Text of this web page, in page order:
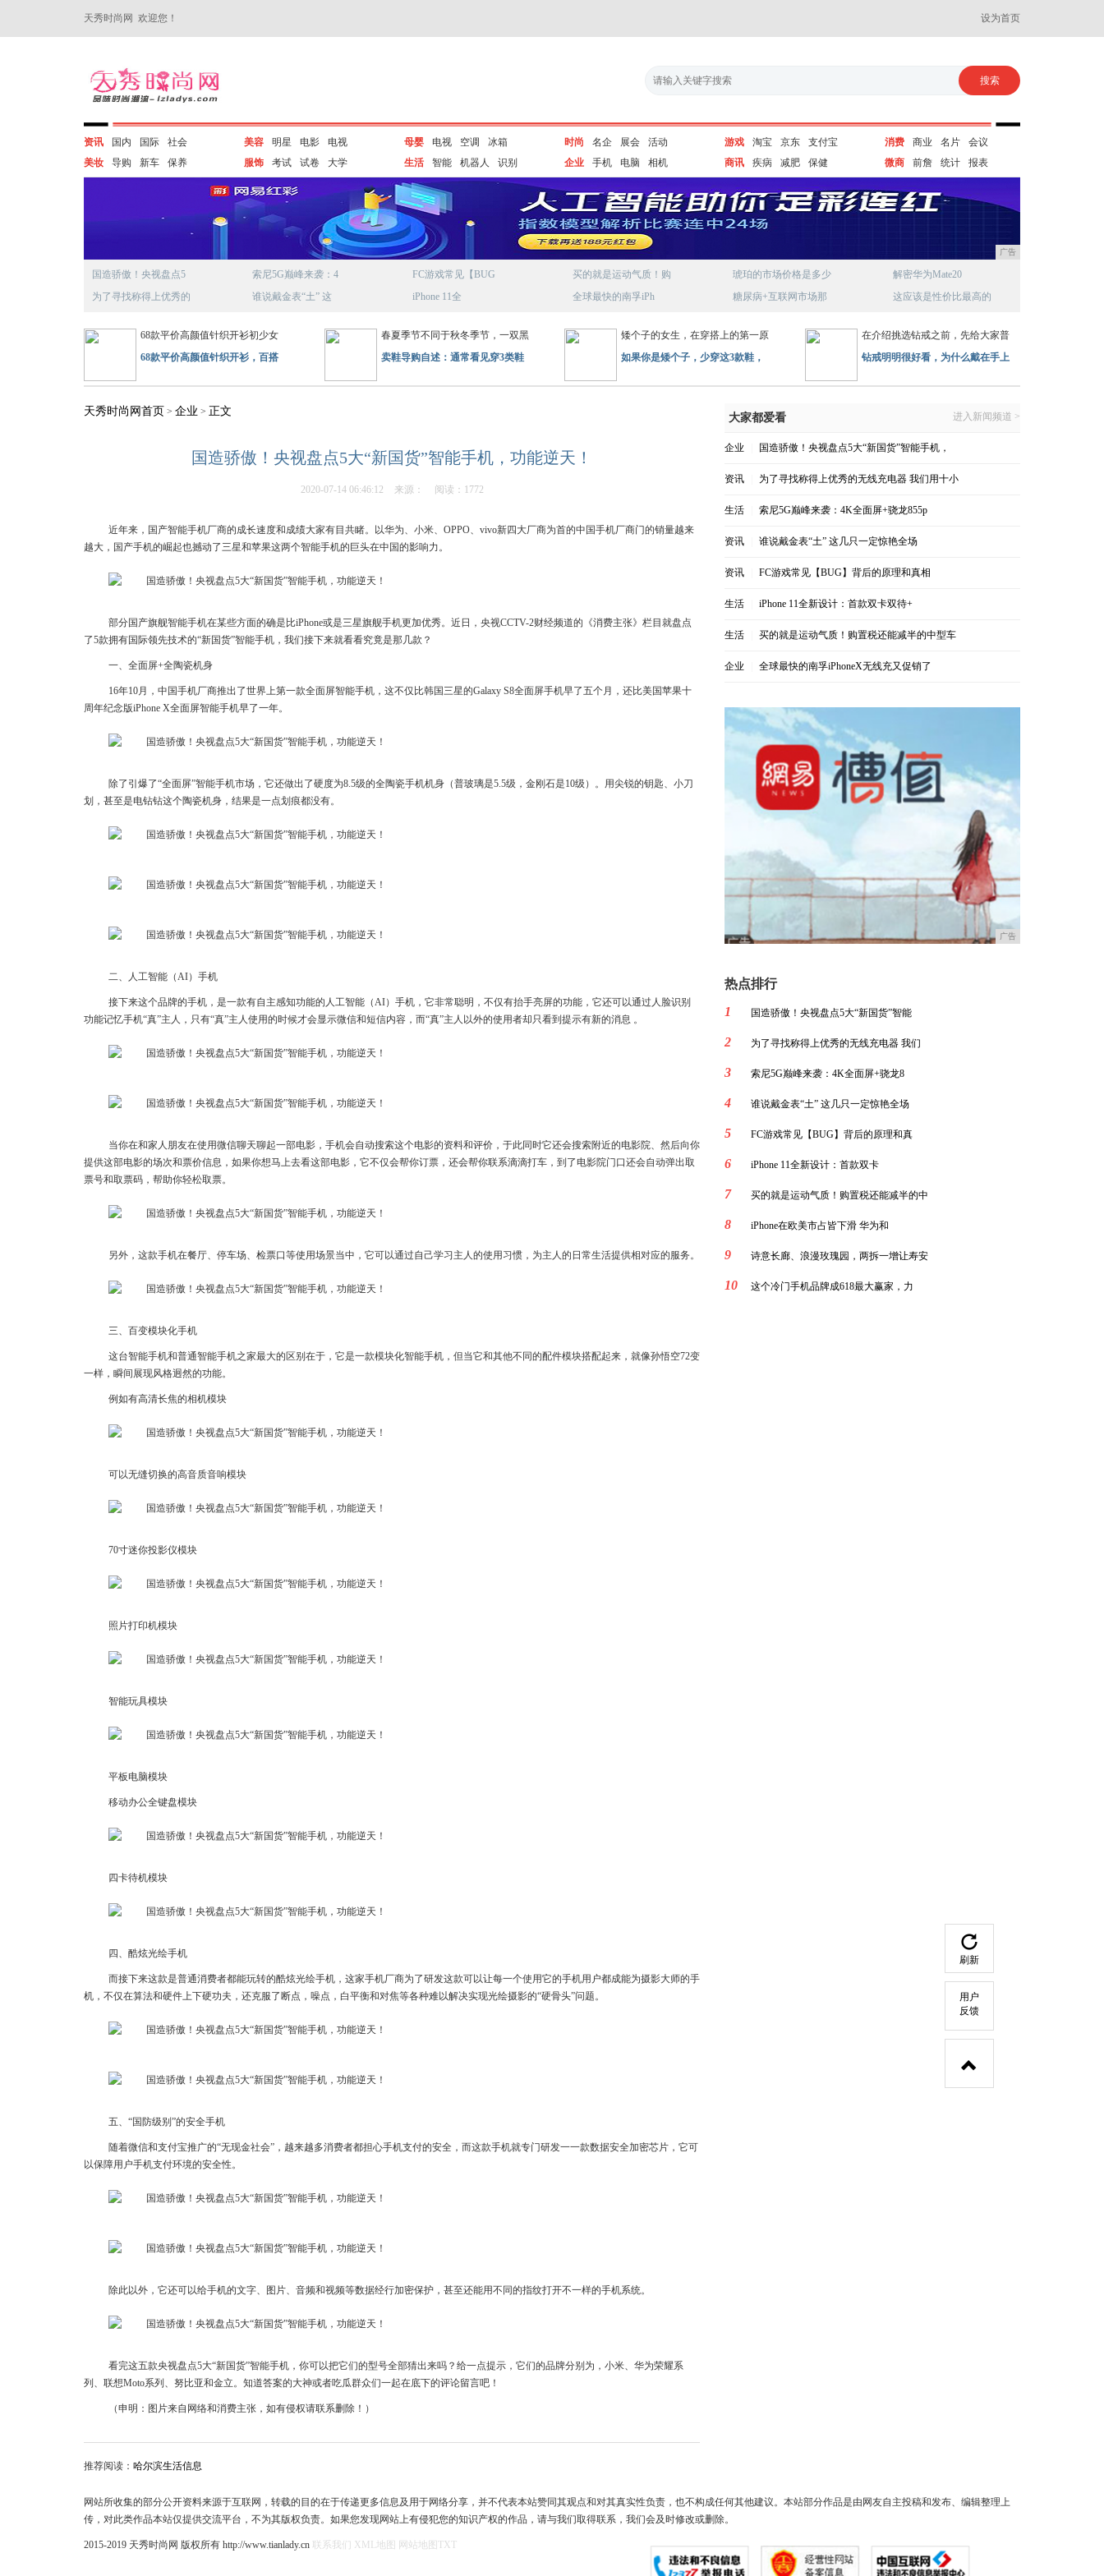
天秀时尚网 欢迎您！ 设为首页
资讯 国内 国际
社会
美妆
导购 新车 保养
美容 明星 电影
电视
服饰
考试 试卷 大学
母婴 电视 空调
冰箱
生活
智能 机器人 识别
时尚 名企 展会
活动
企业
手机 电脑 相机
游戏 淘宝 京东
支付宝
商讯
疾病 减肥 保健
消费 商业 名片
会议
微商
前詹 统计 报表
广告
国造骄傲！央视盘点5
为了寻找称得上优秀的
索尼5G巅峰来袭：4
谁说戴金表“土” 这
FC游戏常见【BUG
iPhone 11全
买的就是运动气质！购
全球最快的南孚iPh
琥珀的市场价格是多少
糖尿病+互联网市场那
解密华为Mate20
这应该是性价比最高的
68款平价高颜值针织开衫初少女
68款平价高颜值针织开衫，百搭
春夏季节不同于秋冬季节，一双黑
卖鞋导购自述：通常看见穿3类鞋
矮个子的女生，在穿搭上的第一原
如果你是矮个子，少穿这3款鞋，
在介绍挑选钻戒之前，先给大家普
钻戒明明很好看，为什么戴在手上
天秀时尚网首页 > 企业 > 正文
国造骄傲！央视盘点5大“新国货”智能手机，功能逆天！
2020-07-14 06:46:12 来源： 阅读：1772
近年来，国产智能手机厂商的成长速度和成绩大家有目共睹。以华为、小米、OPPO、vivo新四大厂商为首的中国手机厂商门的销量越来
越大，国产手机的崛起也撼动了三星和苹果这两个智能手机的巨头在中国的影响力。
部分国产旗舰智能手机在某些方面的确是比iPhone或是三星旗舰手机更加优秀。近日，央视CCTV-2财经频道的《消费主张》栏目就盘点
了5款拥有国际领先技术的“新国货”智能手机，我们接下来就看看究竟是那几款？
一、全面屏+全陶瓷机身
16年10月，中国手机厂商推出了世界上第一款全面屏智能手机，这不仅比韩国三星的Galaxy S8全面屏手机早了五个月，还比美国苹果十
周年纪念版iPhone X全面屏智能手机早了一年。
除了引爆了“全面屏”智能手机市场，它还做出了硬度为8.5级的全陶瓷手机机身（普玻璃是5.5级，金刚石是10级）。用尖锐的钥匙、小刀
划，甚至是电钻钻这个陶瓷机身，结果是一点划痕都没有。
二、人工智能（AI）手机
接下来这个品牌的手机，是一款有自主感知功能的人工智能（AI）手机，它非常聪明，不仅有抬手亮屏的功能，它还可以通过人脸识别
功能记忆手机“真”主人，只有“真”主人使用的时候才会显示微信和短信内容，而“真”主人以外的使用者却只看到提示有新的消息 。
当你在和家人朋友在使用微信聊天聊起一部电影，手机会自动搜索这个电影的资料和评价，于此同时它还会搜索附近的电影院、然后向你
提供这部电影的场次和票价信息，如果你想马上去看这部电影，它不仅会帮你订票，还会帮你联系滴滴打车，到了电影院门口还会自动弹出取
票号和取票码，帮助你轻松取票。
另外，这款手机在餐厅、停车场、检票口等使用场景当中，它可以通过自己学习主人的使用习惯，为主人的日常生活提供相对应的服务。
三、百变模块化手机
这台智能手机和普通智能手机之家最大的区别在于，它是一款模块化智能手机，但当它和其他不同的配件模块搭配起来，就像孙悟空72变
一样，瞬间展现风格迥然的功能。
例如有高清长焦的相机模块
可以无缝切换的高音质音响模块
70寸迷你投影仪模块
照片打印机模块
智能玩具模块
平板电脑模块
移动办公全键盘模块
四卡待机模块
四、酷炫光绘手机
而接下来这款是普通消费者都能玩转的酷炫光绘手机，这家手机厂商为了研发这款可以让每一个使用它的手机用户都成能为摄影大师的手
机，不仅在算法和硬件上下硬功夫，还克服了断点，噪点，白平衡和对焦等各种难以解决实现光绘摄影的“硬骨头”问题。
五、“国防级别”的安全手机
随着微信和支付宝推广的“无现金社会”，越来越多消费者都担心手机支付的安全，而这款手机就专门研发一一款数据安全加密芯片，它可
以保障用户手机支付环境的安全性。
除此以外，它还可以给手机的文字、图片、音频和视频等数据经行加密保护，甚至还能用不同的指纹打开不一样的手机系统。
看完这五款央视盘点5大“新国货”智能手机，你可以把它们的型号全部猜出来吗？给一点提示，它们的品牌分别为，小米、华为荣耀系
列、联想Moto系列、努比亚和金立。知道答案的大神或者吃瓜群众们一起在底下的评论留言吧！
（申明：图片来自网络和消费主张，如有侵权请联系删除！）
推荐阅读： 哈尔滨生活信息
大家都爱看 进入新闻频道 >
企业 国造骄傲！央视盘点5大“新国货”智能手机，
资讯 为了寻找称得上优秀的无线充电器 我们用十小
生活 索尼5G巅峰来袭：4K全面屏+骁龙855p
资讯 谁说戴金表“土” 这几只一定惊艳全场
资讯 FC游戏常见【BUG】背后的原理和真相
生活 iPhone 11全新设计：首款双卡双待+
生活 买的就是运动气质！购置税还能减半的中型车
企业 全球最快的南孚iPhoneX无线充又促销了
广告
热点排行
1
国造骄傲！央视盘点5大“新国货”智能
2 为了寻找称得上优秀的无线充电器 我们
3 索尼5G巅峰来袭：4K全面屏+骁龙8
4 谁说戴金表“土” 这几只一定惊艳全场
5 FC游戏常见【BUG】背后的原理和真
6 iPhone 11全新设计：首款双卡
7 买的就是运动气质！购置税还能减半的中
8 iPhone在欧美市占皆下滑 华为和
9 诗意长廊、浪漫玫瑰园，两拆一增让寿安
10 这个冷门手机品牌成618最大赢家，力
网站所收集的部分公开资料来源于互联网，转载的目的在于传递更多信息及用于网络分享，并不代表本站赞同其观点和对其真实性负责，也不构成任何其他建议。本站部分作品是由网友自主投稿和发布、编辑整理上
传，对此类作品本站仅提供交流平台，不为其版权负责。如果您发现网站上有侵犯您的知识产权的作品，请与我们取得联系，我们会及时修改或删除。
2015-2019 天秀时尚网 版权所有 http://www.tianlady.cn 联系我们 XML地图 网站地图 TXT
刷新
用户
反馈